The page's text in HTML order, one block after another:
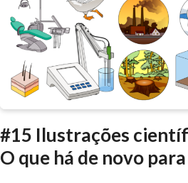
#15 Ilustrações
O que há de novo